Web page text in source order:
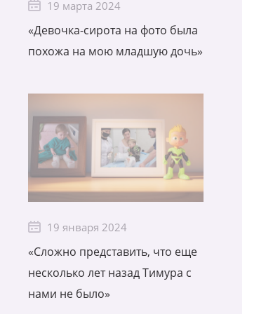
19 марта 2024
«Девочка-сирота на фото была
похожа на мою младшую дочь»
19 января 2024
«Сложно представить, что еще
несколько лет назад Тимура с
нами не было»